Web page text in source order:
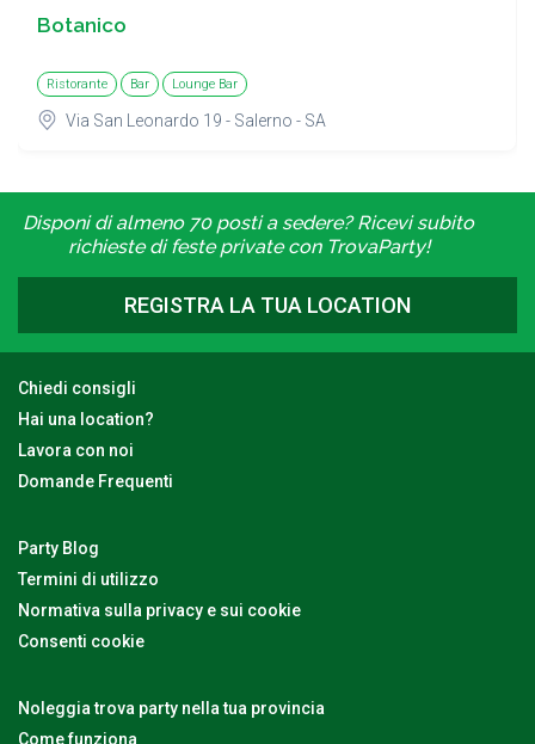
Botanico
Ristorante Bar Lounge Bar
Via San Leonardo 19 - Salerno - SA
Disponi di almeno 70 posti a sedere? Ricevi subito
richieste di feste private con TrovaParty!
REGISTRA LA TUA LOCATION
Chiedi consigli
Hai una location?
Lavora con noi
Domande Frequenti
Party Blog
Termini di utilizzo
Normativa sulla privacy e sui cookie
Consenti cookie
Noleggia trova party nella tua provincia
Come funziona